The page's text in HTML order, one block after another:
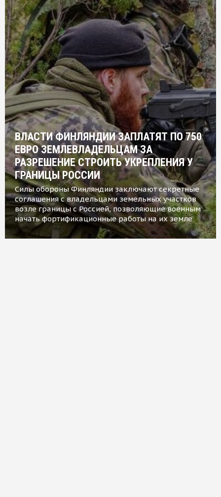
ВЛАСТИ ФИНЛЯНДИИ ЗАПЛАТЯТ ПО 750
ЕВРО ЗЕМЛЕВЛАДЕЛЬЦАМ ЗА
РАЗРЕШЕНИЕ СТРОИТЬ УКРЕПЛЕНИЯ У
ГРАНИЦЫ РОССИИ
Силы обороны Финляндии заключают секретные
соглашения с владельцами земельных участков
возле границы с Россией, позволяющие военным
начать фортификационные работы на их земле